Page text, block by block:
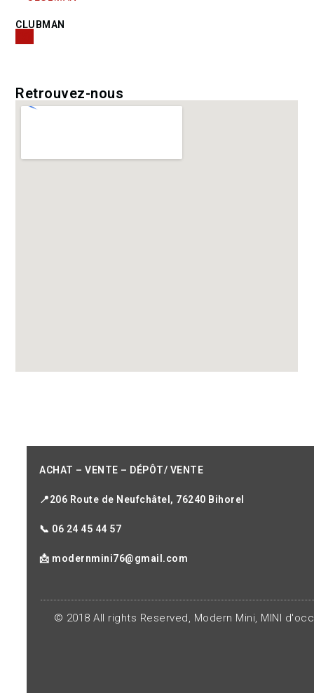
CLUBMAN
Retrouvez-nous
ACHAT – VENTE – DÉPÔT/ VENTE
📍206 Route de Neufchâtel, 76240 Bihorel
📞 06 24 45 44 57
📩 modernmini76@gmail.com
© 2018 All rights Reserved, Modern Mini, MINI